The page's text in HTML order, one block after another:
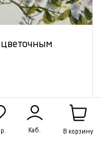
Каб. В корзину